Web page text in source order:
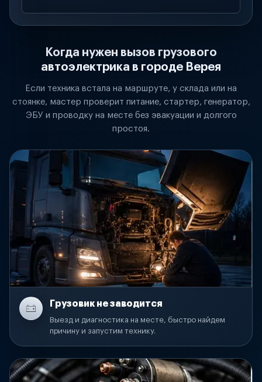
Когда нужен вызов грузового
автоэлектрика в городе Верея
Если техника встала на маршруте, у склада или на
стоянке, мастер проверит питание, стартер, генератор,
ЭБУ и проводку на месте без эвакуации и долгого
простоя.
Грузовик не заводится
Выезд и диагностика на месте, быстро найдем
причину и запустим технику.